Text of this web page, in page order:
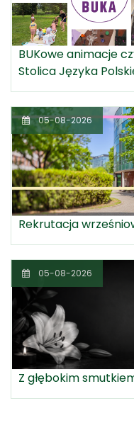
BUKowe animacje
Stolica Języka
05-08-2026
Rekrutacja
05-08-2026
Z głębokim